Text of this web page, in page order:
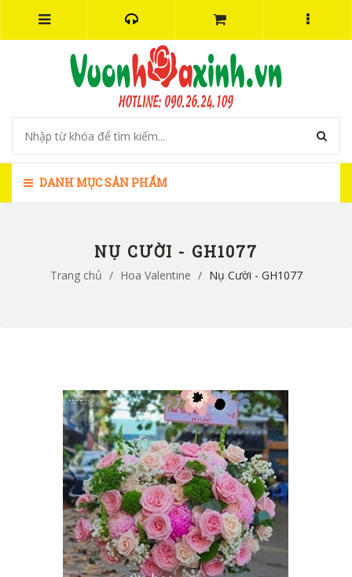
DANH MỤC SẢN PHẨM
NỤ CƯỜI - GH1077
Trang chủ / Hoa Valentine / Nụ Cười - GH1077